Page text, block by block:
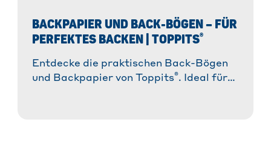
BACKPAPIER UND BACK-BÖGEN – FÜR
PERFEKTES BACKEN | TOPPITS®
Entdecke die praktischen Back-Bögen
und Backpapier von Toppits®. Ideal für